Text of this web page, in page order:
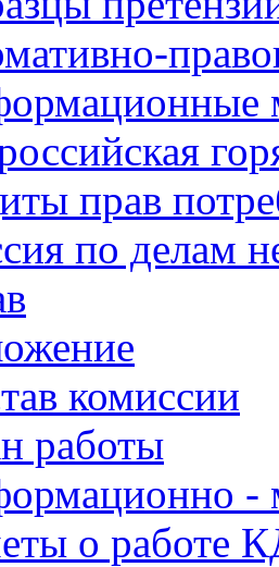
прав
по делам
комиссии
работы
-
о работе